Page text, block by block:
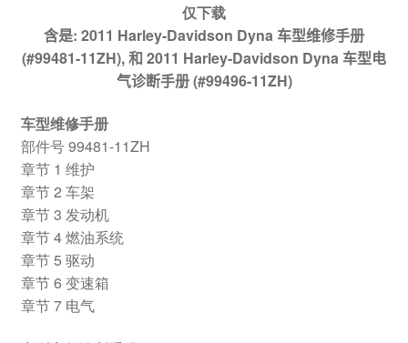
仅下载
含是: 2011 Harley-Davidson Dyna 车型维修手册
(#99481-11ZH), 和 2011 Harley-Davidson Dyna 车型电
气诊断手册 (#99496-11ZH)
车型维修手册
部件号 99481-11ZH
章节 1 维护
章节 2 车架
章节 3 发动机
章节 4 燃油系统
章节 5 驱动
章节 6 变速箱
章节 7 电气